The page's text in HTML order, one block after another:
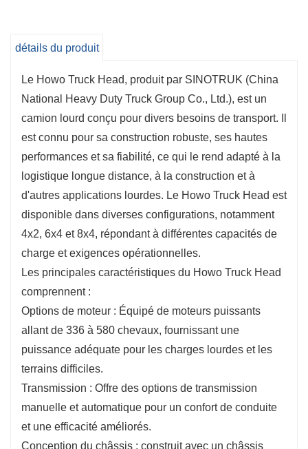
confortables, garantissant une meilleure expérience
Polyvalence : adaptée à diverses applications, du
transport de marchandises aux matériaux de
construction, la tête de camion Howo peut être
personnalisée avec différentes remorques et
accessoires pour répondre à des besoins spécifiques.
Assistance après-vente : SINOTRUK offre un service
et une assistance après-vente complets, garantissant
que les clients reçoivent l'assistance nécessaire pour
l'entretien et les réparations.
Présence mondiale : Avec une forte présence sur le
marché international, les camions Howo sont
reconnus dans le monde entier, offrant une tranquillité
d'esprit en ce qui concerne la disponibilité des pièces
détails du produit
Le Howo Truck Head, produit par SINOTRUK (China
National Heavy Duty Truck Group Co., Ltd.), est un
camion lourd conçu pour divers besoins de transport. Il
est connu pour sa construction robuste, ses hautes
performances et sa fiabilité, ce qui le rend adapté à la
logistique longue distance, à la construction et à
d'autres applications lourdes. Le Howo Truck Head est
disponible dans diverses configurations, notamment
4x2, 6x4 et 8x4, répondant à différentes capacités de
charge et exigences opérationnelles.
Les principales caractéristiques du Howo Truck Head
comprennent :
Options de moteur : Équipé de moteurs puissants
allant de 336 à 580 chevaux, fournissant une
puissance adéquate pour les charges lourdes et les
terrains difficiles.
Transmission : Offre des options de transmission
manuelle et automatique pour un confort de conduite
et une efficacité améliorés.
Conception du châssis : construit avec un châssis